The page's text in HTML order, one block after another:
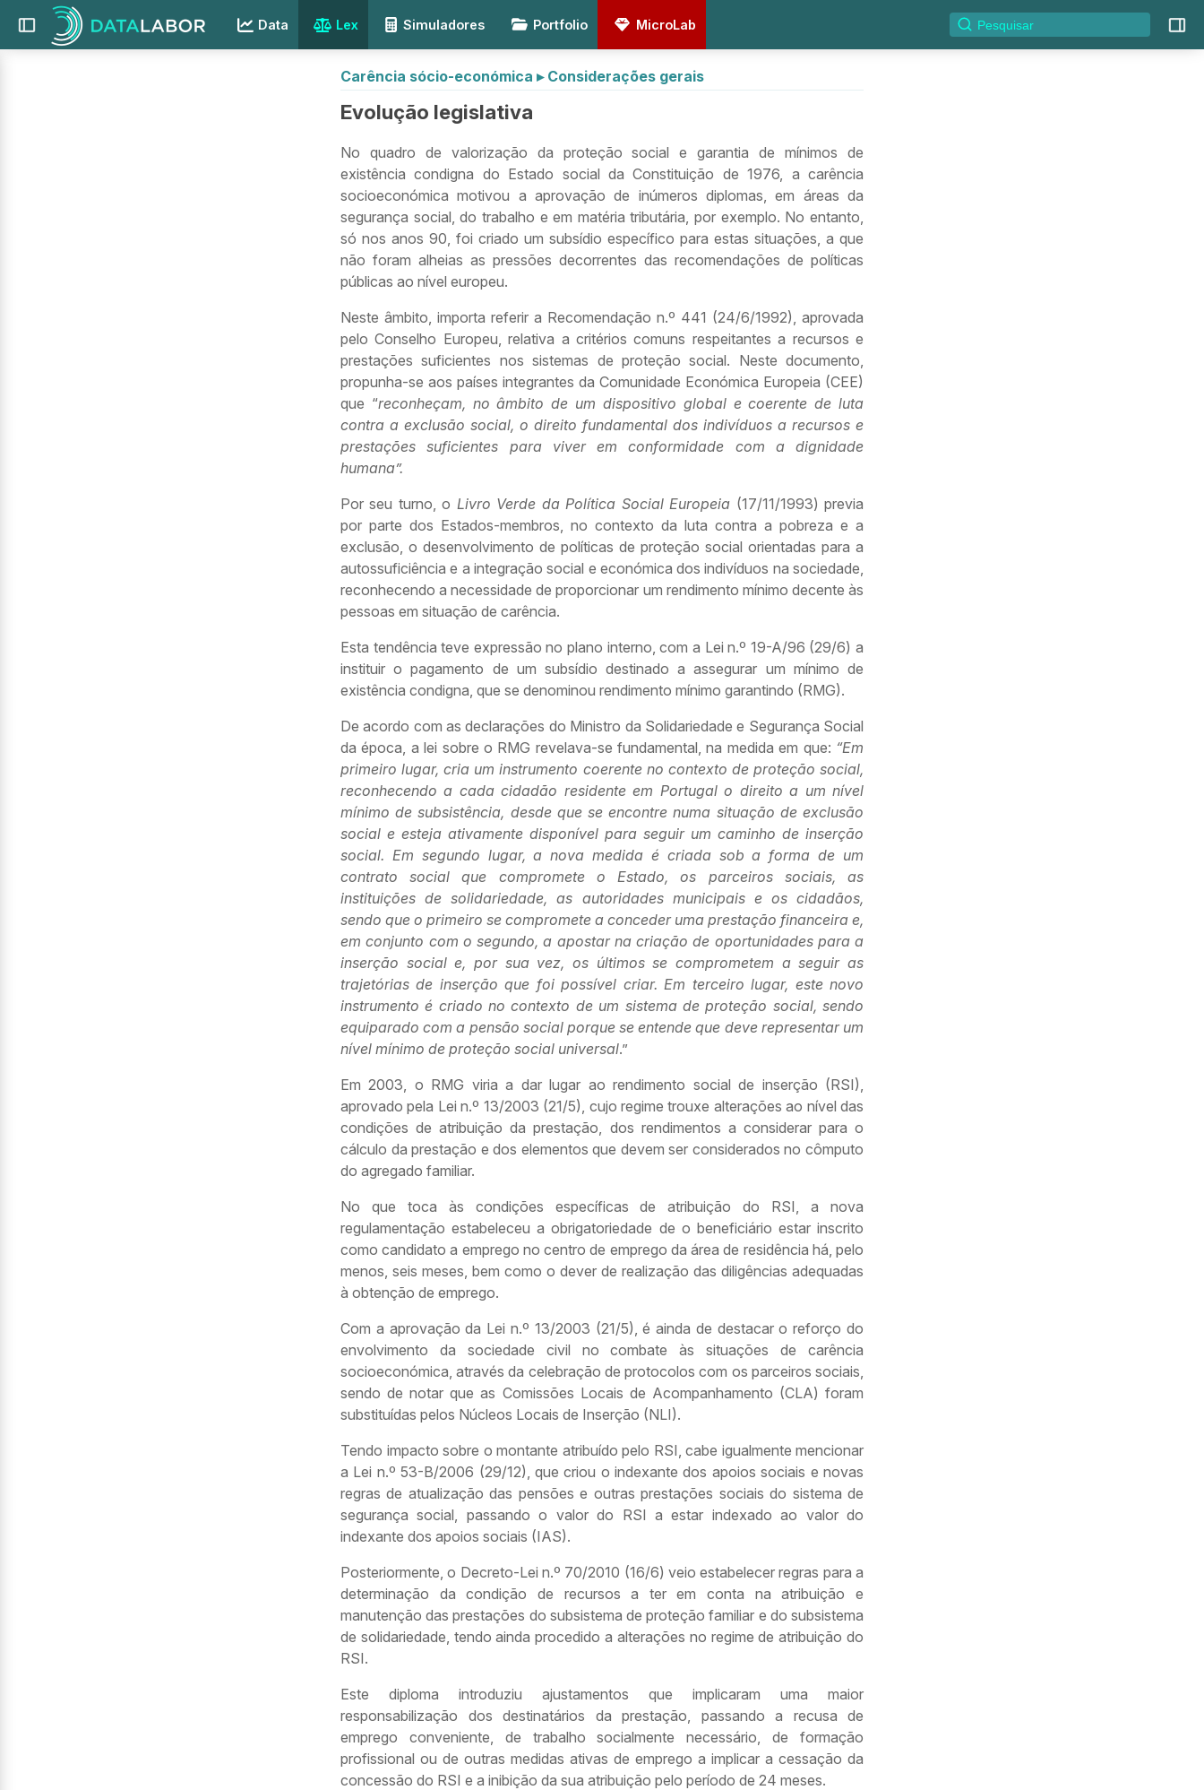
Data Lex Simuladores Portfolio MicroLab
Carência sócio-económica ▸ Considerações gerais
Evolução legislativa
No quadro de valorização da proteção social e garantia de mínimos de
existência condigna do Estado social da Constituição de 1976, a carência
socioeconómica motivou a aprovação de inúmeros diplomas, em áreas da
segurança social, do trabalho e em matéria tributária, por exemplo. No entanto,
só nos anos 90, foi criado um subsídio específico para estas situações, a que
não foram alheias as pressões decorrentes das recomendações de políticas
públicas ao nível europeu.
Neste âmbito, importa referir a Recomendação n.º 441 (24/6/1992), aprovada
pelo Conselho Europeu, relativa a critérios comuns respeitantes a recursos e
prestações suficientes nos sistemas de proteção social. Neste documento,
propunha-se aos países integrantes da Comunidade Económica Europeia (CEE)
que “reconheçam, no âmbito de um dispositivo global e coerente de luta
contra a exclusão social, o direito fundamental dos indivíduos a recursos e
prestações suficientes para viver em conformidade com a dignidade
humana”.
Por seu turno, o Livro Verde da Política Social Europeia (17/11/1993) previa
por parte dos Estados-membros, no contexto da luta contra a pobreza e a
exclusão, o desenvolvimento de políticas de proteção social orientadas para a
autossuficiência e a integração social e económica dos indivíduos na sociedade,
reconhecendo a necessidade de proporcionar um rendimento mínimo decente às
pessoas em situação de carência.
Esta tendência teve expressão no plano interno, com a Lei n.º 19-A/96 (29/6) a
instituir o pagamento de um subsídio destinado a assegurar um mínimo de
existência condigna, que se denominou rendimento mínimo garantindo (RMG).
De acordo com as declarações do Ministro da Solidariedade e Segurança Social
da época, a lei sobre o RMG revelava-se fundamental, na medida em que: “Em
primeiro lugar, cria um instrumento coerente no contexto de proteção social,
reconhecendo a cada cidadão residente em Portugal o direito a um nível
mínimo de subsistência, desde que se encontre numa situação de exclusão
social e esteja ativamente disponível para seguir um caminho de inserção
social. Em segundo lugar, a nova medida é criada sob a forma de um
contrato social que compromete o Estado, os parceiros sociais, as
instituições de solidariedade, as autoridades municipais e os cidadãos,
sendo que o primeiro se compromete a conceder uma prestação financeira e,
em conjunto com o segundo, a apostar na criação de oportunidades para a
inserção social e, por sua vez, os últimos se comprometem a seguir as
trajetórias de inserção que foi possível criar. Em terceiro lugar, este novo
instrumento é criado no contexto de um sistema de proteção social, sendo
equiparado com a pensão social porque se entende que deve representar um
nível mínimo de proteção social universal.”
Em 2003, o RMG viria a dar lugar ao rendimento social de inserção (RSI),
aprovado pela Lei n.º 13/2003 (21/5), cujo regime trouxe alterações ao nível das
condições de atribuição da prestação, dos rendimentos a considerar para o
cálculo da prestação e dos elementos que devem ser considerados no cômputo
do agregado familiar.
No que toca às condições específicas de atribuição do RSI, a nova
regulamentação estabeleceu a obrigatoriedade de o beneficiário estar inscrito
como candidato a emprego no centro de emprego da área de residência há, pelo
menos, seis meses, bem como o dever de realização das diligências adequadas
à obtenção de emprego.
Com a aprovação da Lei n.º 13/2003 (21/5), é ainda de destacar o reforço do
envolvimento da sociedade civil no combate às situações de carência
socioeconómica, através da celebração de protocolos com os parceiros sociais,
sendo de notar que as Comissões Locais de Acompanhamento (CLA) foram
substituídas pelos Núcleos Locais de Inserção (NLI).
Tendo impacto sobre o montante atribuído pelo RSI, cabe igualmente mencionar
a Lei n.º 53-B/2006 (29/12), que criou o indexante dos apoios sociais e novas
regras de atualização das pensões e outras prestações sociais do sistema de
segurança social, passando o valor do RSI a estar indexado ao valor do
indexante dos apoios sociais (IAS).
Posteriormente, o Decreto-Lei n.º 70/2010 (16/6) veio estabelecer regras para a
determinação da condição de recursos a ter em conta na atribuição e
manutenção das prestações do subsistema de proteção familiar e do subsistema
de solidariedade, tendo ainda procedido a alterações no regime de atribuição do
RSI.
Este diploma introduziu ajustamentos que implicaram uma maior
responsabilização dos destinatários da prestação, passando a recusa de
emprego conveniente, de trabalho socialmente necessário, de formação
profissional ou de outras medidas ativas de emprego a implicar a cessação da
concessão do RSI e a inibição da sua atribuição pelo período de 24 meses.